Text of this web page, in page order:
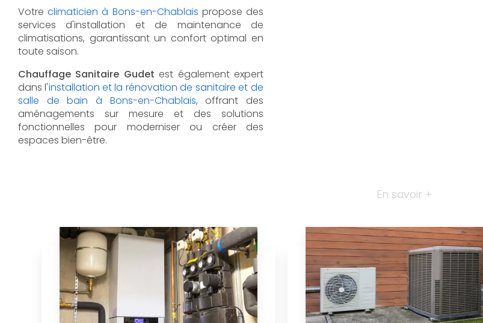
Votreclimaticien à Bons-en-Chablais propose des
services d'installation et de maintenance de
climatisations, garantissant un confort optimal en
toute saison.
Chauffage Sanitaire Gudet est également expert
dans l'installation et la rénovation de sanitaire et de
salle de bain à Bons-en-Chablais, offrant des
aménagements sur mesure et des solutions
fonctionnelles pour moderniser ou créer des
espaces bien-être.
En savoir +